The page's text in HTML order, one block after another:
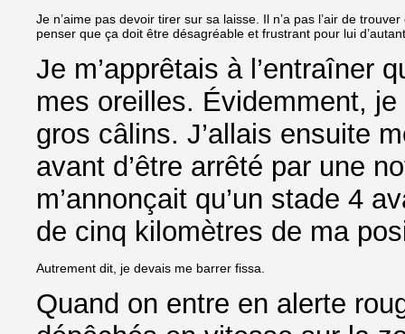
Je n’aime pas devoir tirer sur sa laisse. Il n’a pas l’air de
penser que ça doit être désagréable et frustrant pour lui
Je m’apprêtais à l’entraîner
mes oreilles. Évidemment,
gros câlins. J’allais ensuite
avant d’être arrêté par une
m’annonçait qu’un stade 4
de cinq kilomètres de ma
Autrement dit, je devais me barrer fissa.
Quand on entre en alerte